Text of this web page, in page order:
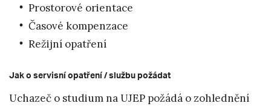
Prostorové orientace
Časové kompenzace
Režijní opatření
Jak o servisní opatření / službu požádat
Uchazeč o studium na UJEP požádá o zohlednění